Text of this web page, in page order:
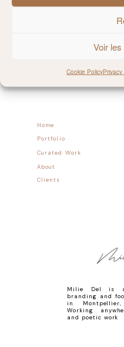
Voir
Cookie Policy
Home
Follow allong
Portfolio
Milie Del is
branding and
in
Working
and poetic work
Curated Work
About
Clients